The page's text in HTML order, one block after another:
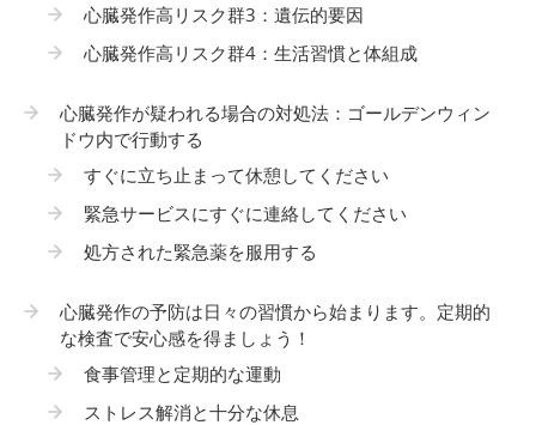
心臓発作高リスク群3：遺伝的要因
心臓発作高リスク群4：生活習慣と体組成
心臓発作が疑われる場合の対処法：ゴールデンウィン
ドウ内で行動する
すぐに立ち止まって休憩してください
緊急サービスにすぐに連絡してください
処方された緊急薬を服用する
心臓発作の予防は日々の習慣から始まります。定期的
な検査で安心感を得ましょう！
食事管理と定期的な運動
ストレス解消と十分な休息